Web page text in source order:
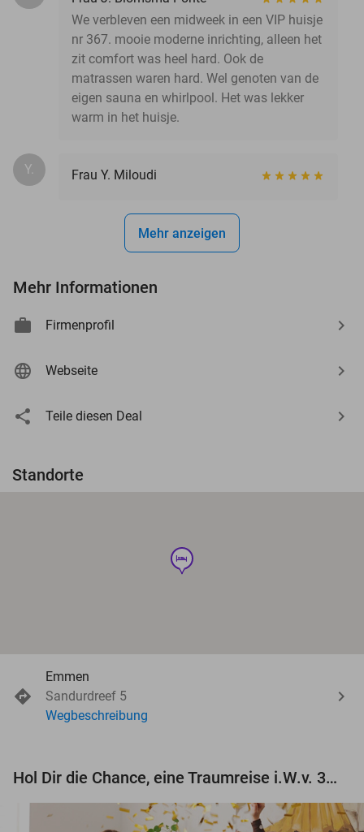
We verbleven een midweek in een VIP huisje
nr 367. mooie moderne inrichting, alleen het
zit comfort was heel hard. Ook de
matrassen waren hard. Wel genoten van de
eigen sauna en whirlpool. Het was lekker
warm in het huisje.
Y. Frau Y. Miloudi
Mehr anzeigen
Mehr Informationen
Firmenprofil
Webseite
Teile diesen Deal
Standorte
hotel
Emmen
Sandurdreef 5
Wegbeschreibung
Hol Dir die Chance, eine Traumreise i.W.v. 3.000 € zu gewinnen!